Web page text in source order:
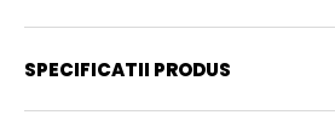
SPECIFICATII PRODUS